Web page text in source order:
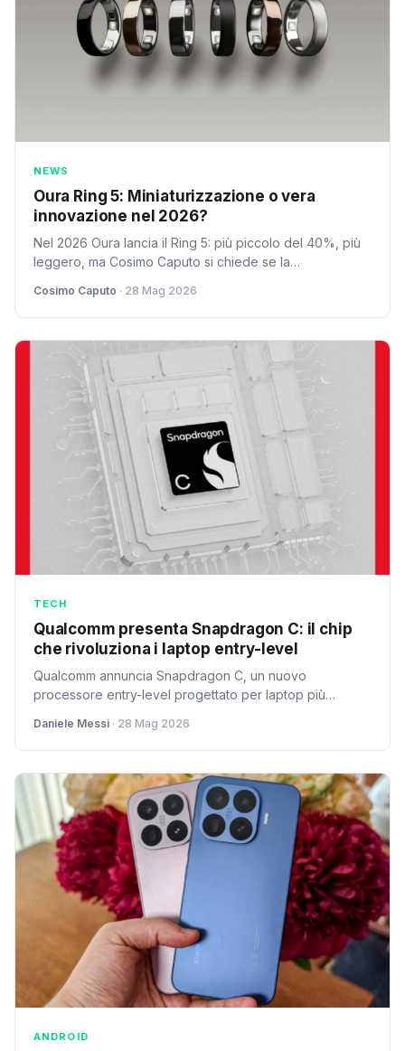
NEWS
Oura Ring 5: Miniaturizzazione o vera
innovazione nel 2026?
Nel 2026 Oura lancia il Ring 5: più piccolo del 40%, più
leggero, ma Cosimo Caputo si chiede se la
accuratezza e autonomia.
Cosimo Caputo · 28 Mag 2026
TECH
Qualcomm presenta Snapdragon C: il chip
che rivoluziona i laptop entry-level
Qualcomm annuncia Snapdragon C, un nuovo
processore entry-level progettato per laptop più
energetica, autonomia eccezionale e funzionalità AI
dedicate per studenti, famiglie e piccole imprese.
Daniele Messi · 28 Mag 2026
ANDROID